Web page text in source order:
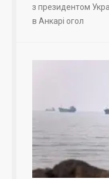
з президентом
в Анкарі огол